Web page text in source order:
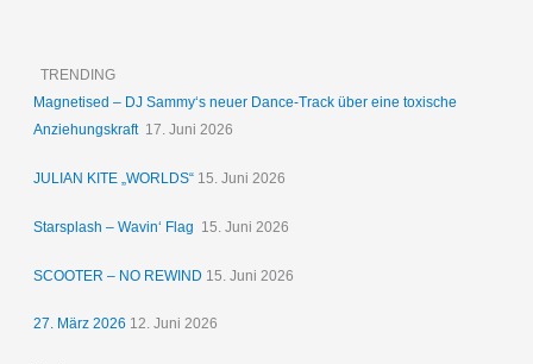
TRENDING
Magnetised – DJ Sammy‘s neuer Dance-Track über eine toxische
Anziehungskraft 17. Juni 2026
JULIAN KITE „WORLDS“ 15. Juni 2026
Starsplash – Wavin‘ Flag 15. Juni 2026
SCOOTER – NO REWIND 15. Juni 2026
27. März 2026 12. Juni 2026